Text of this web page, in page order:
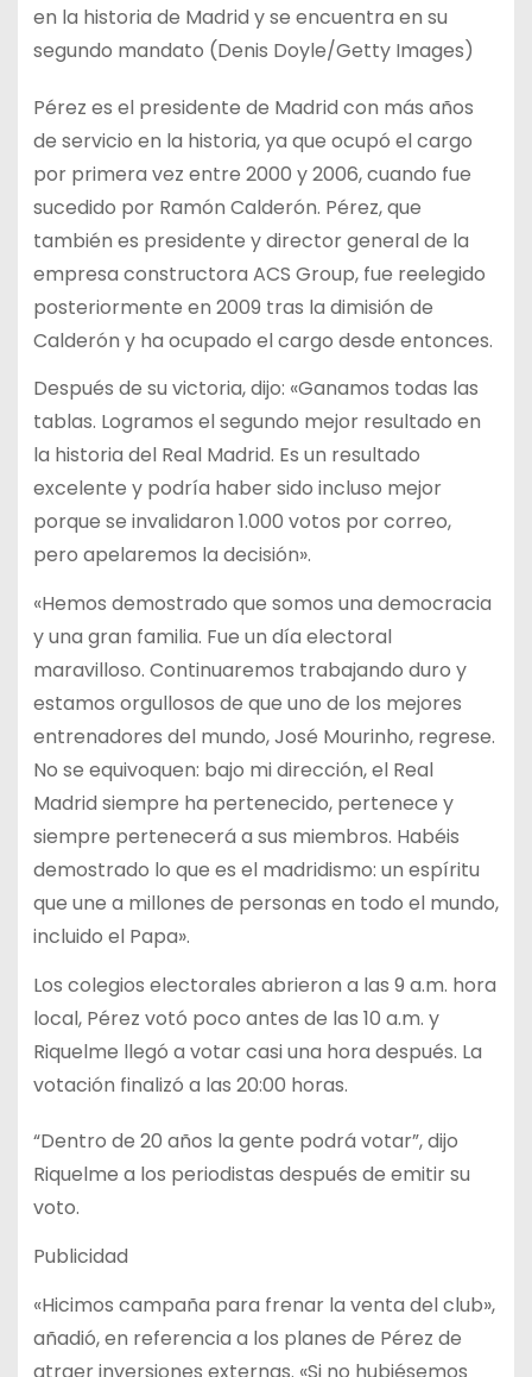
en la historia de Madrid y se encuentra en su
segundo mandato (Denis Doyle/Getty Images)
Pérez es el presidente de Madrid con más años
de servicio en la historia, ya que ocupó el cargo
por primera vez entre 2000 y 2006, cuando fue
sucedido por Ramón Calderón. Pérez, que
también es presidente y director general de la
empresa constructora ACS Group, fue reelegido
posteriormente en 2009 tras la dimisión de
Calderón y ha ocupado el cargo desde entonces.
Después de su victoria, dijo: «Ganamos todas las
tablas. Logramos el segundo mejor resultado en
la historia del Real Madrid. Es un resultado
excelente y podría haber sido incluso mejor
porque se invalidaron 1.000 votos por correo,
pero apelaremos la decisión».
«Hemos demostrado que somos una democracia
y una gran familia. Fue un día electoral
maravilloso. Continuaremos trabajando duro y
estamos orgullosos de que uno de los mejores
entrenadores del mundo, José Mourinho, regrese.
No se equivoquen: bajo mi dirección, el Real
Madrid siempre ha pertenecido, pertenece y
siempre pertenecerá a sus miembros. Habéis
demostrado lo que es el madridismo: un espíritu
que une a millones de personas en todo el mundo,
incluido el Papa».
Los colegios electorales abrieron a las 9 a.m. hora
local, Pérez votó poco antes de las 10 a.m. y
Riquelme llegó a votar casi una hora después. La
votación finalizó a las 20:00 horas.
“Dentro de 20 años la gente podrá votar”, dijo
Riquelme a los periodistas después de emitir su
voto.
Publicidad
«Hicimos campaña para frenar la venta del club»,
añadió, en referencia a los planes de Pérez de
atraer inversiones externas. «Si no hubiésemos